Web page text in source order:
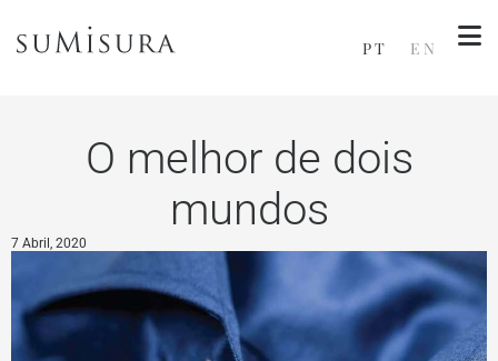
PT EN
O melhor de dois
mundos
7 Abril, 2020